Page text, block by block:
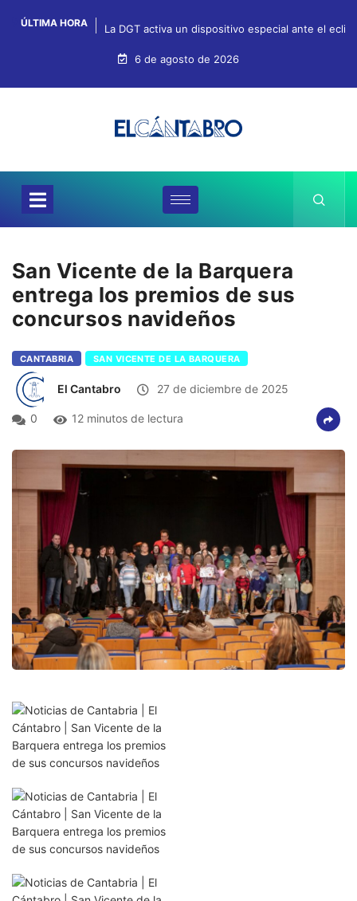
ÚLTIMA HORA La DGT activa un dispositivo especial ante el
6 de agosto de 2026
San Vicente de la Barquera
entrega los premios de sus
concursos navideños
CANTABRIA SAN VICENTE DE LA BARQUERA
El Cantabro 27 de diciembre de 2025
0 12 minutos de lectura